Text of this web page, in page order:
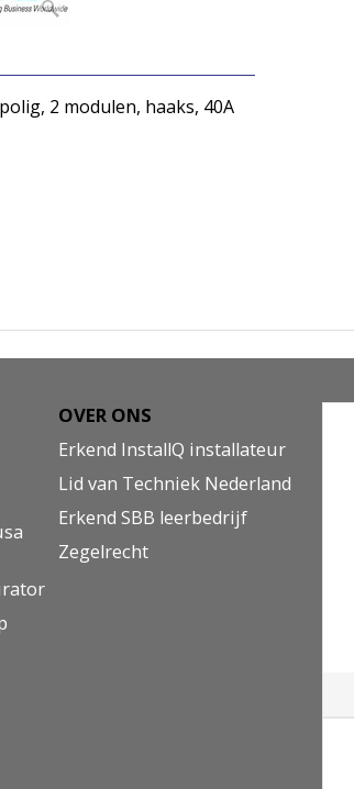
2 modulen, haaks, 40A
OVER ONS
Erkend InstallQ installateur
Lid van Techniek Nederland
Erkend SBB leerbedrijf
Zegelrecht